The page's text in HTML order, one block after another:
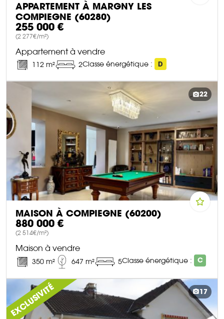
APPARTEMENT À MARGNY LES
COMPIEGNE (60280)
255 000 €
(2 277€/m²)
Appartement à vendre
112 m² 2Classe énergétique : D
22
MAISON À COMPIEGNE (60200)
880 000 €
(2 514€/m²)
Maison à vendre
350 m² 647 m² 5Classe énergétique : C
DÉCOUVRIR CE BIEN
EXCLUSIVITÉ 17